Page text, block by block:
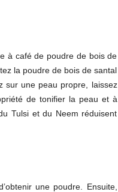
à café de poudre de bois de
la poudre de bois de santal
sur une peau propre, laissez
de tonifier la peau et à
Tulsi et du Neem réduisent
une poudre. Ensuite,